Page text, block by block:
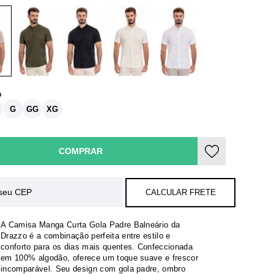
G GG XG
COMPRAR
CALCULAR FRETE
A Camisa Manga Curta Gola Padre Balneário da
Drazzo é a combinação perfeita entre estilo e
conforto para os dias mais quentes. Confeccionada
em 100% algodão, oferece um toque suave e frescor
incomparável. Seu design com gola padre, ombro